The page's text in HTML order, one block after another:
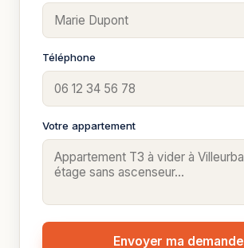
Téléphone
Votre appartement
Envoyer ma demande